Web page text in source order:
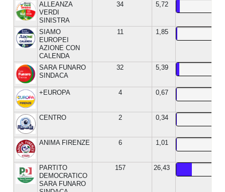
ALLEANZA
VERDI
SINISTRA
34 5,72
SIAMO
EUROPEI
AZIONE CON
CALENDA
11 1,85
SARA FUNARO
SINDACA
32 5,39
+EUROPA 4 0,67
CENTRO 2 0,34
ANIMA FIRENZE 6 1,01
PARTITO
DEMOCRATICO
SARA FUNARO
157 26,43